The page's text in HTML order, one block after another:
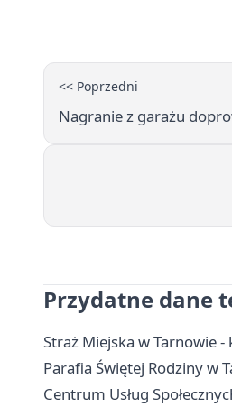
<< Poprzedni
Nagranie z garażu
Przydatne dane
Straż Miejska w Tarnowie
Parafia Świętej Rodziny w
Centrum Usług